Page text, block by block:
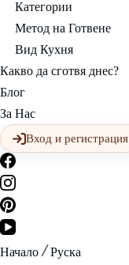
Категории
Метод на Готвене
Вид Кухня
Какво да сготвя днес?
Блог
За Нас
Вход и регистрация
Начало Руска